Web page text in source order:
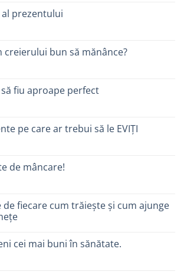
prezentului
creierului bun să mănânce?
fiu aproape perfect
pe care ar trebui să le EVIȚI
de mâncare!
de fiecare cum trăiește și cum ajunge
cei mai buni în sănătate.